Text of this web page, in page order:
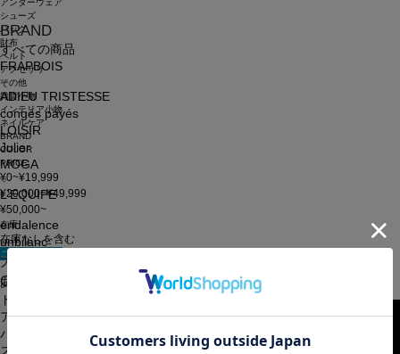
BRAND
すべての商品
FRAPBOIS
ADIEU TRISTESSE
congés payés
LOISIR
Julier
MOGA
L'EQUIPE
endalence
unbilanc
大きいサイズ
CATEGORY
トップス
アウター
パンツ
スカート
アンダーウェア
シューズ
バッグ
財布
ベルト
アクセサリ
その他
雑貨小物
インテリア小物
ネイルケア
BRAND
COLOR
PRICE
¥0~¥19,999
¥20,000~¥49,999
¥50,000~
在庫
在庫なしを含む
この条件で検索
あなたへのおすすめアイテム